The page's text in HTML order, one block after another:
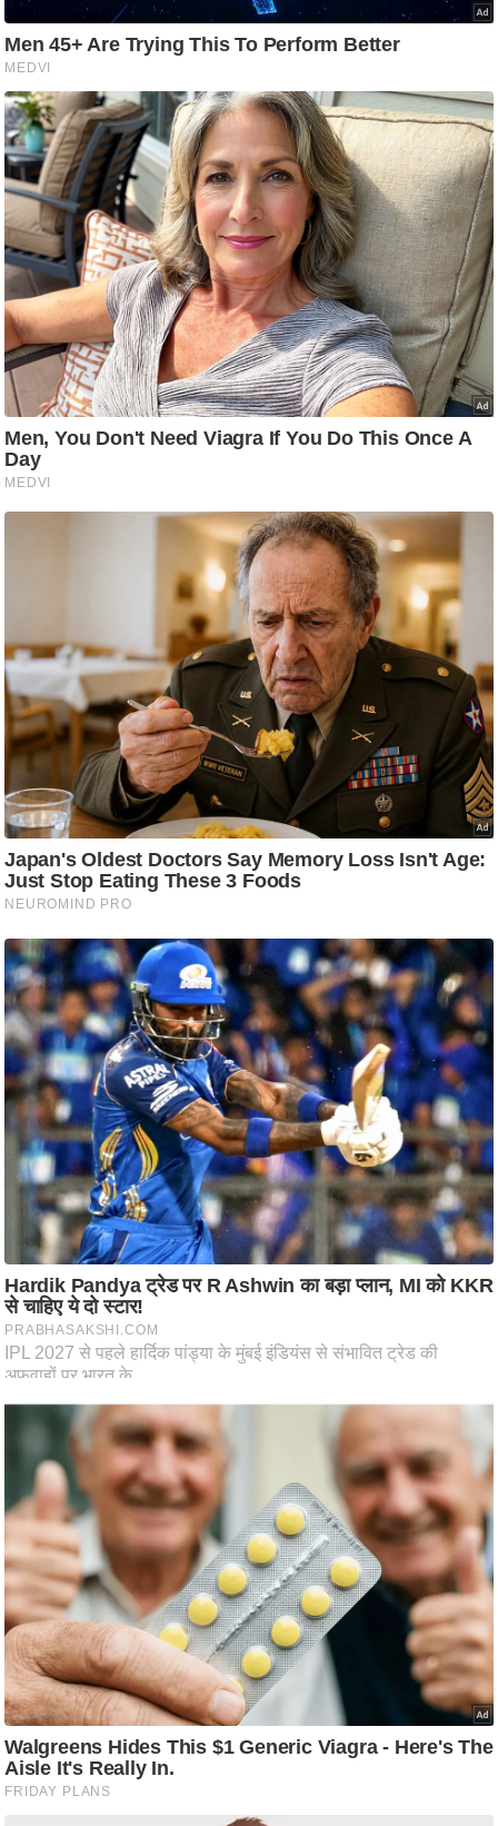
g
N
e
w
s
ला
इ
फ
स्टा
इ
ल
टे
क्नॉ
लॉ
ब्यू
टी
/
घ
रे
लू
नु
स्खे
प
र्य
न
स्थ
ल
फि
ट
ने
स
मं
त्रा
रि
ले
श
न
शि
प
रा
ज
नी
ति
श्ले
ष
ण
स
म
सा
म
यि
क
मा
तृ